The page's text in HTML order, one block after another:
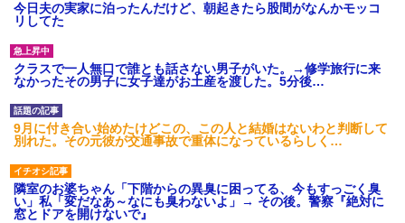
今日夫の実家に泊ったんだけど、朝起きたら股間がなんかモッコ
リしてた
クラスで一人無口で誰とも話さない男子がいた。→修学旅行に来
なかったその男子に女子達がお土産を渡した。5分後…
9月に付き合い始めたけどこの、この人と結婚はないわと判断して
別れた。その元彼が交通事故で重体になっているらしく…
隣室のお婆ちゃん「下階からの異臭に困ってる、今もすっごく臭
い」私「変だなあ～なにも臭わないよ」→ その後。警察『絶対に
窓とドアを開けないで』